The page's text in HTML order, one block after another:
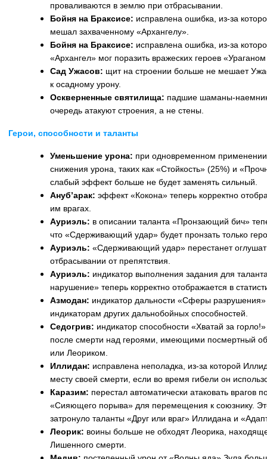
проваливаются в землю при отбрасывании.
Бойня на Браксисе: исправлена ошибка, из-за
мешал захваченному «Архангелу».
Бойня на Браксисе: исправлена ошибка, из-за
«Архангел» мог поразить вражеских героев
Сад Ужасов: щит на строении больше не мешает
к осадному урону.
Оскверненные святилища: падшие шаманы-
очередь атакуют строения, а не стены.
Герои, способности и таланты
Уменьшение урона: при одновременном
снижения урона, таких как «Стойкость» (25%) и
слабый эффект больше не будет заменять сильный.
Ануб’арак: эффект «Кокона» теперь корректно
им врагах.
Ауриэль: в описании таланта «Пронзающий бич»
что «Сдерживающий удар» будет пронзать только
Ауриэль: «Сдерживающий удар» перестанет
отбрасывании от препятствия.
Ауриэль: индикатор выполнения задания для
нарушение» теперь корректно отображается в
Азмодан: индикатор дальности «Сферы разрушения»
индикаторам других дальнобойных способностей.
Седогрив: индикатор способности «Хватай за
после смерти над героями, имеющими посмертный
или Леориком.
Иллидан: исправлена неполадка, из-за которой
месту своей смерти, если во время гибели он
Каразим: перестал автоматически атаковать врагов
«Сияющего порыва» для перемещения к союзнику.
затронуло таланты «Друг или враг» Иллидана и
Леорик: воины больше не обходят Леорика,
Лишенного смерти.